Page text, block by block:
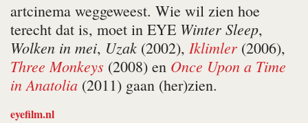
artcinema weggeweest. Wie wil zien hoe
terecht dat is, moet in EYE Winter Sleep,
Wolken in mei, Uzak (2002), Iklimler (2006),
Three Monkeys (2008) en Once Upon a Time
in Anatolia (2011) gaan (her)zien.
eyefilm.nl